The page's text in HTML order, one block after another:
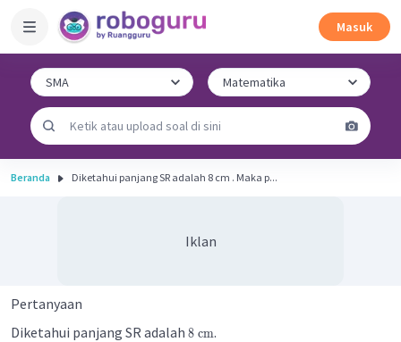
Masuk
Beranda Diketahui panjang SR adalah 8 cm . Maka p...
Iklan
Pertanyaan
Diketahui panjang SR adalah 8 cm.